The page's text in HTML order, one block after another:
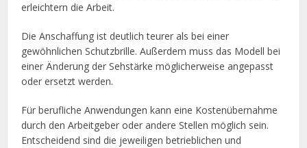
erleichtern die Arbeit.
Die Anschaffung ist deutlich teurer als bei einer
gewöhnlichen Schutzbrille. Außerdem muss das Modell bei
einer Änderung der Sehstärke möglicherweise angepasst
oder ersetzt werden.
Für berufliche Anwendungen kann eine Kostenübernahme
durch den Arbeitgeber oder andere Stellen möglich sein.
Entscheidend sind die jeweiligen betrieblichen und